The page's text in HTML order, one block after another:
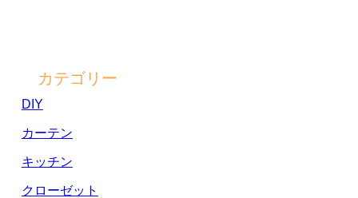
カテゴリー
DIY
カーテン
キッチン
クローゼット